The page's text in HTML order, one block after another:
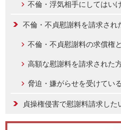
不倫・浮気相手にしてはい
不倫・不貞慰謝料を請求され
不倫・不貞慰謝料の求償権
高額な慰謝料を請求された
脅迫・嫌がらせを受けている
貞操権侵害で慰謝料請求した